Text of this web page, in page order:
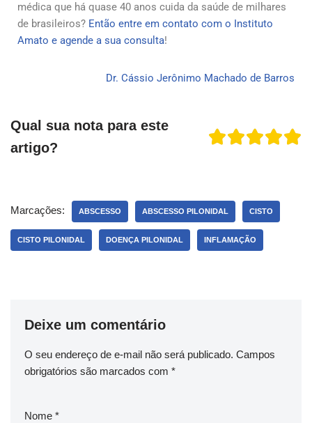
médica que há quase 40 anos cuida da saúde de milhares
de brasileiros? Então entre em contato com o Instituto
Amato e agende a sua consulta!
Dr. Cássio Jerônimo Machado de Barros
Qual sua nota para este
artigo?
Marcações: ABSCESSO ABSCESSO PILONIDAL CISTO
CISTO PILONIDAL DOENÇA PILONIDAL INFLAMAÇÃO
Deixe um comentário
O seu endereço de e-mail não será publicado. Campos
obrigatórios são marcados com *
Nome *